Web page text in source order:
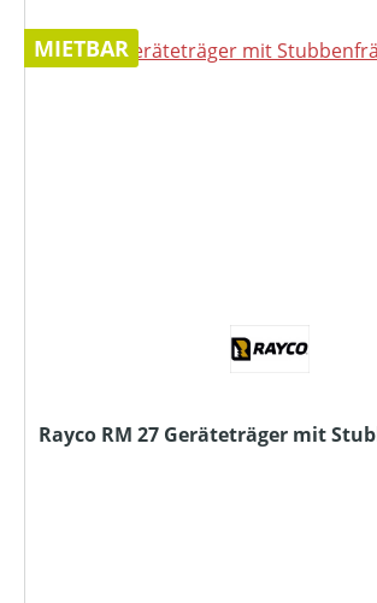
MIETBAR
Rayco RM 27 Geräteträger mit